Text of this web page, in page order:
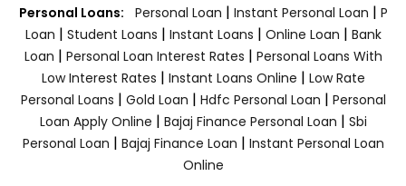
Personal Loans: Personal Loan | Instant Personal Loan | P
Loan | Student Loans | Instant Loans | Online Loan | Bank
Loan | Personal Loan Interest Rates | Personal Loans With
Low Interest Rates | Instant Loans Online | Low Rate
Personal Loans | Gold Loan | Hdfc Personal Loan | Personal
Loan Apply Online | Bajaj Finance Personal Loan | Sbi
Personal Loan | Bajaj Finance Loan | Instant Personal Loan
Online